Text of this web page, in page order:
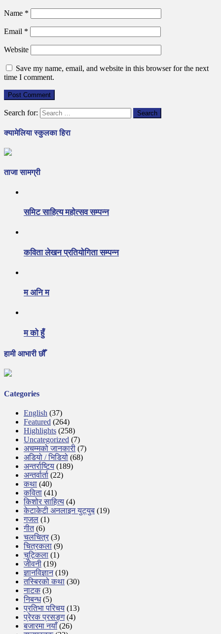
Name *
Email *
Website
Save my name, email, and website in this browser for the next
time I comment.
Search for:
क्यामेलिया स्कुलका हिरा
ताजा सामग्री
समिट साहित्य महोत्सव सम्पन्न
कविता लेखन प्रतियोगिता सम्पन्न
म अनि म
म को हुँ
हामी आभारी छौँ
Categories
English (37)
Featured (264)
Highlights (258)
Uncategorized (7)
अचम्मको जानकारी (7)
अडियो / भिडियो (68)
अन्तर्राष्टिय (189)
अन्तर्वार्ता (22)
कथा (40)
कविता (41)
किशोर साहित्य (4)
केटाकेटी अनलाइन युट्युब (19)
गजल (1)
गीत(6)
चलचित्र (3)
चित्रकला (9)
चुट्किला (1)
जीवनी (19)
ज्ञानविज्ञान(19)
तस्बिरको कथा (30)
नाटक(3)
निबन्ध(5)
प्रतिभा परिचय (13)
प्रेरक प्रसङ्ग(4)
बजारमा नयाँ(26)